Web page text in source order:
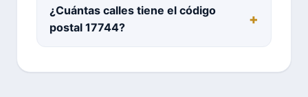
¿Cuántas calles tiene el código
postal 17744?